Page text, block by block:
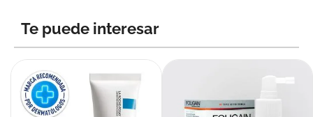
Te puede interesar